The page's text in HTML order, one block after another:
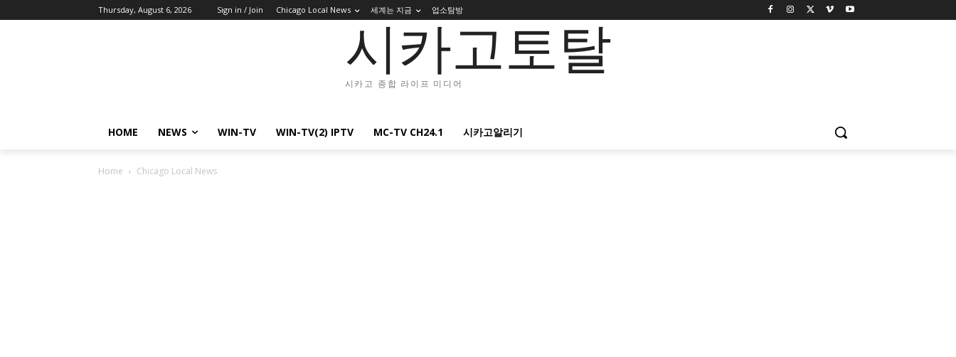
Thursday, August 6, 2026 Sign in / Join Chicago Local News 세계는 지금 업소탐방
시카고토탈
시카고 종합 라이프 미디어
HOME NEWS WIN-TV WIN-TV(2) IPTV MC-TV CH24.1 시카고알리기
Home Chicago Local News